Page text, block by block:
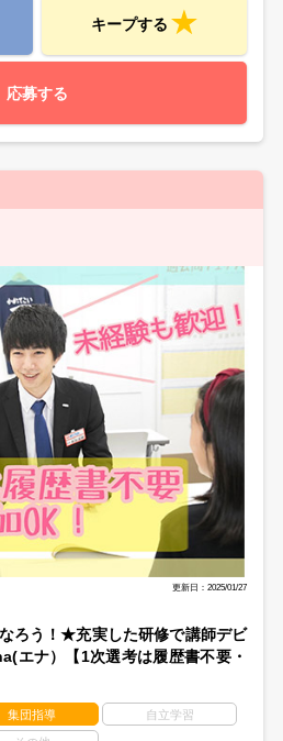
キープする
応募する
更新日：2025/01/27
ろう！★充実した研修で講師デビ
エナ）【1次選考は履歴書不要・
集団指導 自立学習